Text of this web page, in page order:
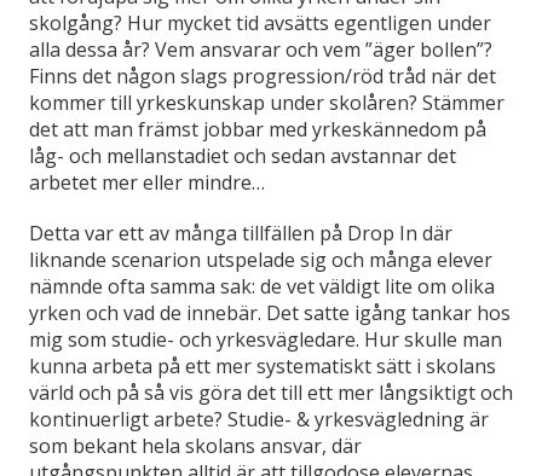
skolgång? Hur mycket tid avsätts egentligen under
alla dessa år? Vem ansvarar och vem ”äger bollen”?
Finns det någon slags progression/röd tråd när det
kommer till yrkeskunskap under skolåren? Stämmer
det att man främst jobbar med yrkeskännedom på
låg- och mellanstadiet och sedan avstannar det
arbetet mer eller mindre…
Detta var ett av många tillfällen på Drop In där
liknande scenarion utspelade sig och många elever
nämnde ofta samma sak: de vet väldigt lite om olika
yrken och vad de innebär. Det satte igång tankar hos
mig som studie- och yrkesvägledare. Hur skulle man
kunna arbeta på ett mer systematiskt sätt i skolans
värld och på så vis göra det till ett mer långsiktigt och
kontinuerligt arbete? Studie- & yrkesvägledning är
som bekant hela skolans ansvar, där